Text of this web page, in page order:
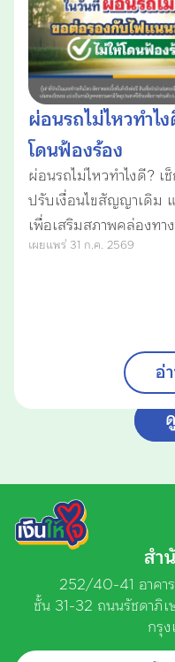
ผ่อนรถไม่ไหวทำไ
โดนฟ้องร้อง
ผ่อนรถไม่ไหวทำไงดี? เ
ปรับเงื่อนไขสัญญาเดิม
เพื่อเสริมสภาพคล่องทา
เผยแพร่ 31 ก.ค. 2569
อ่
สำ
252/40-41 อาคา
ชั้น 31-32 ถนนรัชดาภิเ
กรุ